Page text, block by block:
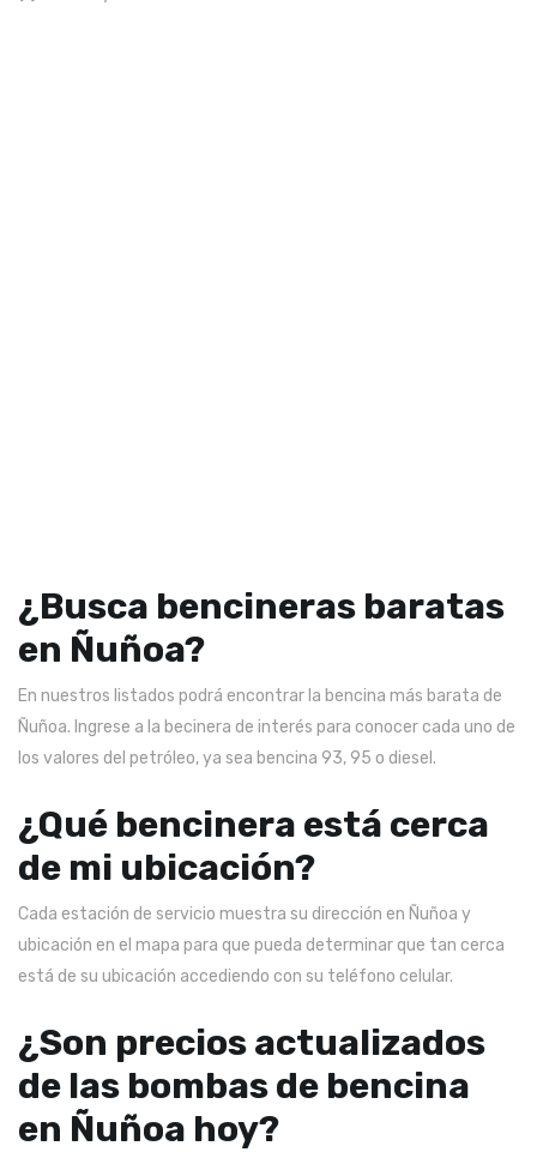
¿Busca bencineras baratas
en Ñuñoa?
En nuestros listados podrá encontrar la bencina más barata de
Ñuñoa. Ingrese a la becinera de interés para conocer cada uno de
los valores del petróleo, ya sea bencina 93, 95 o diesel.
¿Qué bencinera está cerca
de mi ubicación?
Cada estación de servicio muestra su dirección en Ñuñoa y
ubicación en el mapa para que pueda determinar que tan cerca
está de su ubicación accediendo con su teléfono celular.
¿Son precios actualizados
de las bombas de bencina
en Ñuñoa hoy?